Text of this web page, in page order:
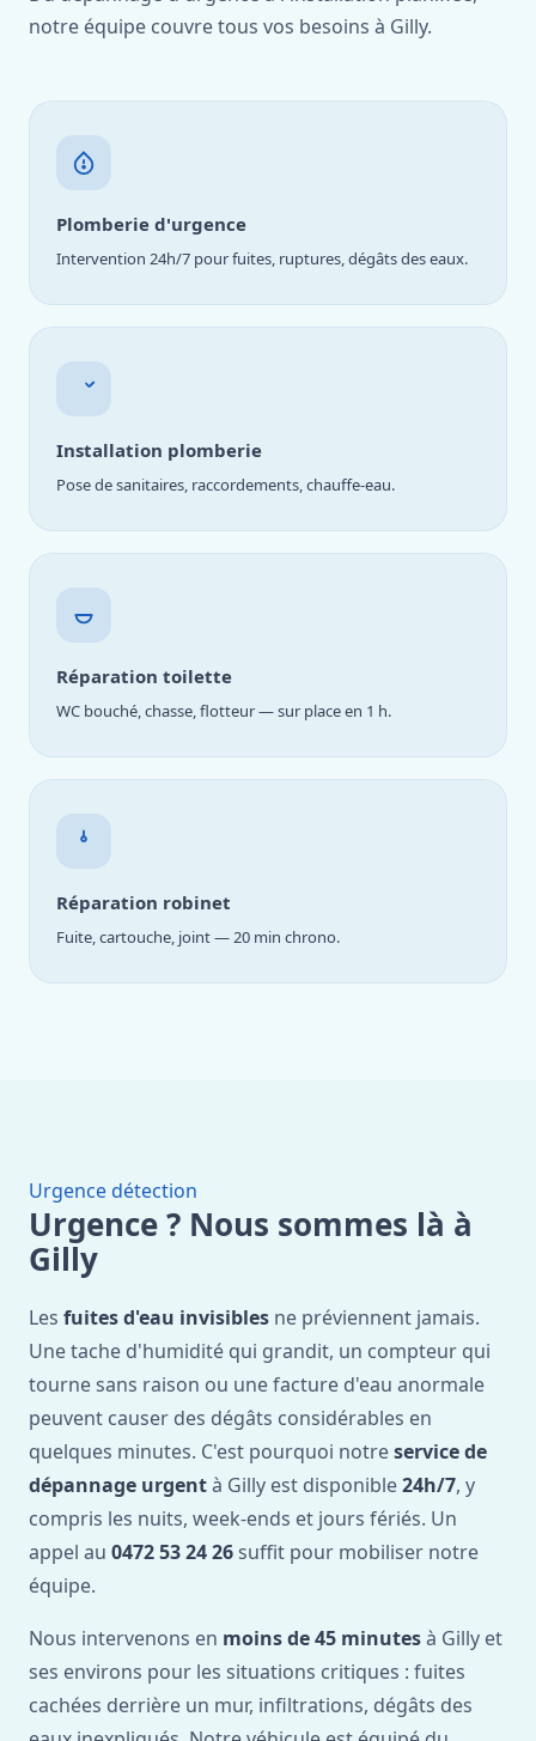
notre équipe couvre tous vos besoins à Gilly.
Plomberie d'urgence
Intervention 24h/7 pour fuites, ruptures, dégâts des eaux.
Installation plomberie
Pose de sanitaires, raccordements, chauffe-eau.
Réparation toilette
WC bouché, chasse, flotteur — sur place en 1 h.
Réparation robinet
Fuite, cartouche, joint — 20 min chrono.
Urgence détection
Urgence ? Nous sommes là à
Gilly
Les fuites d'eau invisibles ne préviennent jamais.
Une tache d'humidité qui grandit, un compteur qui
tourne sans raison ou une facture d'eau anormale
peuvent causer des dégâts considérables en
quelques minutes. C'est pourquoi notreservice de
dépannage urgentà Gilly est disponible24h/7, y
compris les nuits, week-ends et jours fériés. Un
appel au 0472 53 24 26 suffit pour mobiliser notre
équipe.
Nous intervenons en moins de 45 minutesà Gilly et
ses environs pour les situations critiques : fuites
cachées derrière un mur, infiltrations, dégâts des